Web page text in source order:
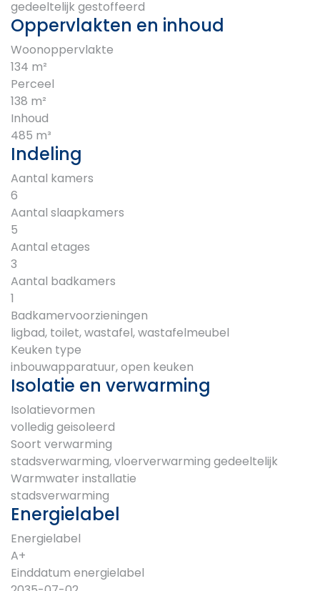
gedeeltelijk gestoffeerd
Oppervlakten en inhoud
Woonoppervlakte
134 m²
Perceel
138 m²
Inhoud
485 m³
Indeling
Aantal kamers
6
Aantal slaapkamers
5
Aantal etages
3
Aantal badkamers
1
Badkamervoorzieningen
ligbad, toilet, wastafel, wastafelmeubel
Keuken type
inbouwapparatuur, open keuken
Isolatie en verwarming
Isolatievormen
volledig geisoleerd
Soort verwarming
stadsverwarming, vloerverwarming gedeeltelijk
Warmwater installatie
stadsverwarming
Energielabel
Energielabel
A+
Einddatum energielabel